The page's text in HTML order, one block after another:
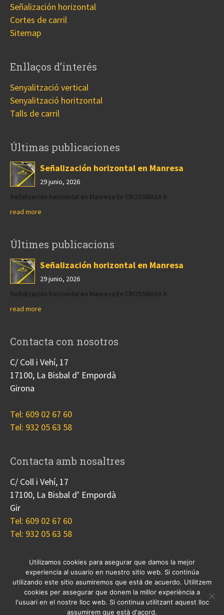
Señalización horizontal
Cortes de carril
Sitemap
Enllaços d’interés
Senyalització vertical
Senyalització horitzontal
Talls de carril
Últimas publicaciones
Señalización horizontal en Manresa
29 junio, 2026
Señalización horizontal en Manresa En CROSSBASA h
read more
Últimes publicacions
Señalización horizontal en Manresa
29 junio, 2026
Señalización horizontal en Manresa En CROSSBASA h
read more
Contacta con nosotros
C/ Coll i Vehí, 17
17100, La Bisbal d’ Empordà
Girona
Tel: 609 02 67 60
Tel: 932 05 63 58
Contacta amb nosaltres
C/ Coll i Vehí, 17
17100, La Bisbal d’ Empordà
Gir
Tel: 609 02 67 60
Tel: 932 05 63 58
Nosotros Proyectos Blog
Contacto
Cookies
© 2017 Copyright, diseñoGuia33 SL, grupo
Utilizamos cookies para asegurar que damos la mejor
experiencia al usuario en nuestro sitio web. Si continúa
utilizando este sitio asumiremos que está de acuerdo. Utilitzem
cookies per assegurar que donem la millor experiència a
l'usuari en el nostre lloc web. Si continua utilitzant aquest lloc
assumirem que està d'acord.